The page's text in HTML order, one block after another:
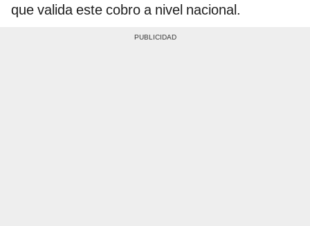
que valida este cobro a nivel nacional.